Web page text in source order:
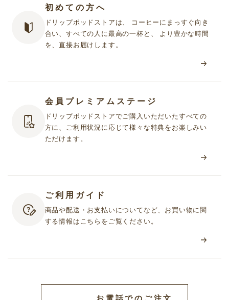
初めての方へ
ドリップポッドストアは、 コーヒーにまっすぐ向き
合い、すべての人に最高の一杯と、 より豊かな時間
を、直接お届けします。
会員プレミアムステージ
ドリップポッドストアでご購入いただいたすべての
方に、ご利用状況に応じて様々な特典をお楽しみい
ただけます。
ご利用ガイド
商品や配送・お支払いについてなど、お買い物に関
する情報はこちらをご覧ください。